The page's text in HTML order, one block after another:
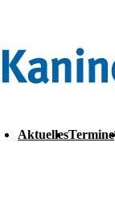
AktuellesTermine